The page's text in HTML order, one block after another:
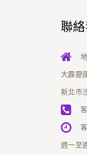
聯
大霹靂
新北市
週一至